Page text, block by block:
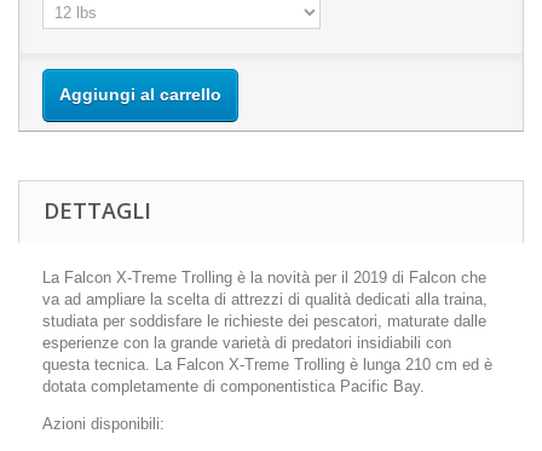
Aggiungi al carrello
DETTAGLI
La Falcon X-Treme Trolling è la novità per il 2019 di Falcon che
va ad ampliare la scelta di attrezzi di qualità dedicati alla traina,
studiata per soddisfare le richieste dei pescatori, maturate dalle
esperienze con la grande varietà di predatori insidiabili con
questa tecnica. La Falcon X-Treme Trolling è lunga 210 cm ed è
dotata completamente di componentistica Pacific Bay.
Azioni disponibili: